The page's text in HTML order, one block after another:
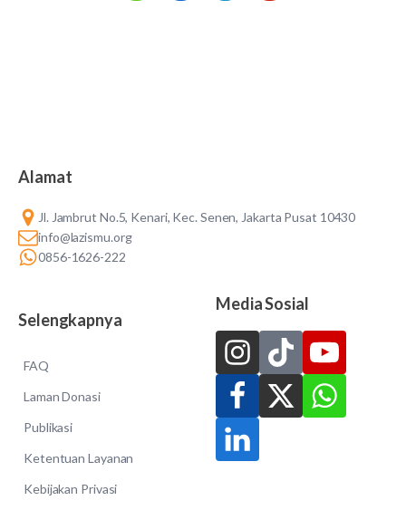
Alamat
Jl. Jambrut No.5, Kenari, Kec. Senen, Jakarta Pusat 10430
info@lazismu.org
0856-1626-222
Selengkapnya
FAQ
Laman Donasi
Publikasi
Ketentuan Layanan
Kebijakan Privasi
Media Sosial